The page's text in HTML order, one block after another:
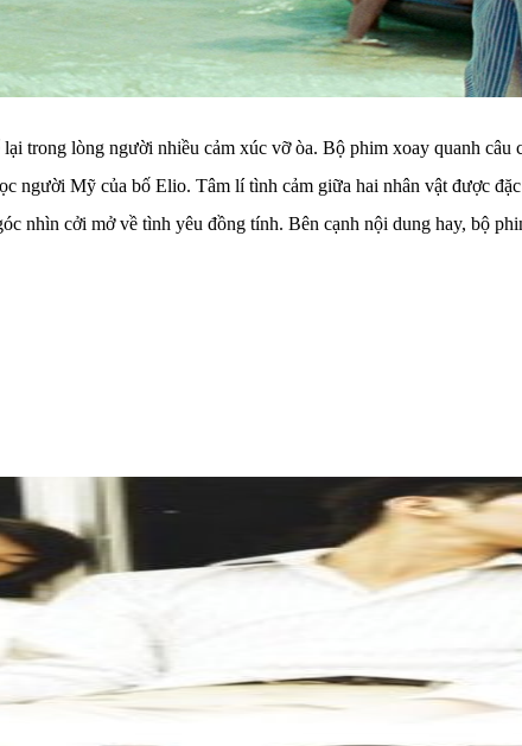
trong lòng người nhiều cảm xúc vỡ òa. Bộ phim xoay quanh
người Mỹ của bố Elio. Tâm lí tình cảm giữa hai nhân vật được
nhìn cởi mở về tình yêu đồng tính. Bên cạnh nội dung hay, bộ